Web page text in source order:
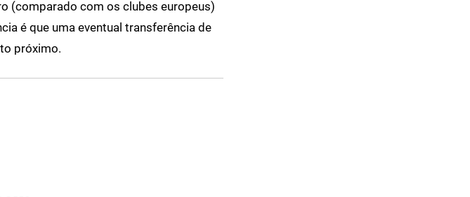
(comparado com os clubes europeus)
é que uma eventual transferência de
próximo.